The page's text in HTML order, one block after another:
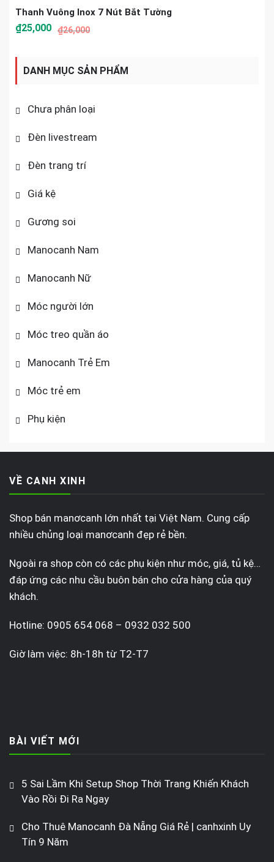
Thanh Vuông Inox 7 Nút Bắt Tường
₫26,000
₫25,000
DANH MỤC SẢN PHẨM
Chưa phân loại
Đèn livestream
Đèn trang trí
Giá kệ
Gương soi
Manocanh Nam
Manocanh Nữ
Móc người lớn
Móc treo quần áo
Manocanh Trẻ Em
Móc trẻ em
Phụ kiện
VỀ CANH XINH
Shop bán manơcanh lớn nhất tại Việt Nam. Cung cấp
nhiều chủng loại manơcanh đẹp rẻ bền.
Ngoài ra shop còn có các phụ kiện như móc, giá, tủ kệ…
đáp ứng các nhu cầu buôn bán cho cửa hàng của quý
khách.
Hotline: 0905 654 068 – 0932 032 500
Giờ làm việc: 8h-18h từ T2-T7
BÀI VIẾT MỚI
5 Sai Lầm Khi Setup Shop Thời Trang Khiến Khách
Vào Rồi Đi Ra Ngay
Cho Thuê Manocanh Đà Nẵng Giá Rẻ | canhxinh Uy
Tín 9 Năm